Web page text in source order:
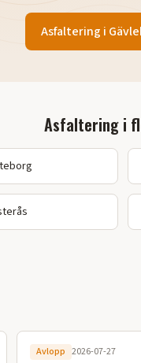
Asfaltering i
Asfaltering i
Avlopp 2026-07-27